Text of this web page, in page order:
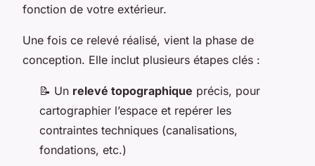
fonction de votre extérieur.
Une fois ce relevé réalisé, vient la phase de
conception. Elle inclut plusieurs étapes clés :
📝 Un relevé topographique précis, pour
cartographier l’espace et repérer les
contraintes techniques (canalisations,
fondations, etc.)